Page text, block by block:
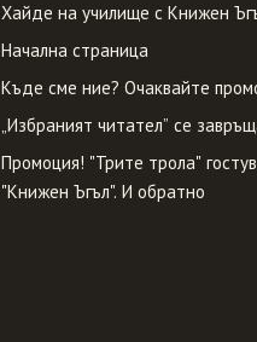
Хайде на училище с Книжен
Начална страница
Къде сме ние? Очаквайте
„Избраният читател” се
Промоция! "Трите трола"
"Книжен Ъгъл". И обратно